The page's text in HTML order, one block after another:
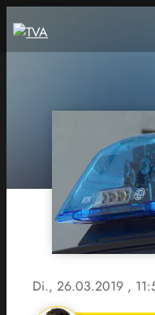
Di., 26.03.2019 ,